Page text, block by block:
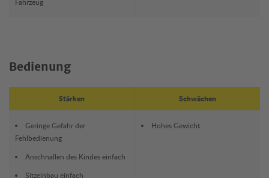
Bedienung
Stärken Schwächen
Geringe Gefahr der
Fehlbedienung
Anschnallen des Kindes einfach
Sitzeinbau einfach
Hohes Gewicht